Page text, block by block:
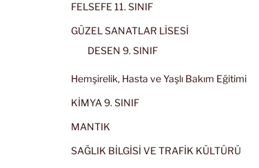
FELSEFE 11. SINIF
GÜZEL SANATLAR LİSESİ
DESEN 9. SINIF
Hemşirelik, Hasta ve Yaşlı Bakım Eğitimi
KİMYA 9. SINIF
MANTIK
SAĞLIK BİLGİSİ VE TRAFİK KÜLTÜRÜ